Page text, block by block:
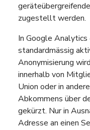
zugestellt werden.
In Google
standardmässig
Anonymisierung
innerhalb von
Union oder in
Abkommens über
gekürzt. Nur in
Adresse an einen